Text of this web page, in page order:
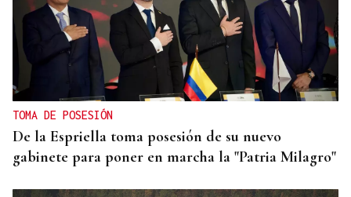
TOMA DE POSESIÓN
De la Espriella toma posesión de su nuevo
gabinete para poner en marcha la "Patria Milagro"